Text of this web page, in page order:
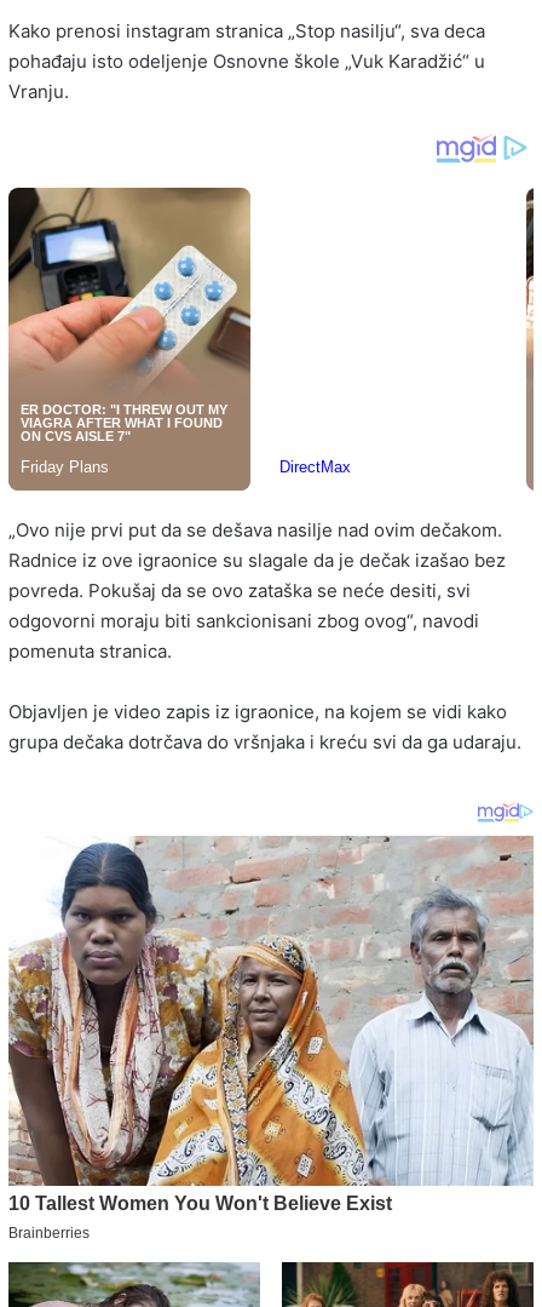
Kako prenosi instagram stranica „Stop nasilju“, sva deca
pohađaju isto odeljenje Osnovne škole „Vuk Karadžić“ u
Vranju.
„Ovo nije prvi put da se dešava nasilje nad ovim dečakom.
Radnice iz ove igraonice su slagale da je dečak izašao bez
povreda. Pokušaj da se ovo zataška se neće desiti, svi
odgovorni moraju biti sankcionisani zbog ovog“, navodi
pomenuta stranica.
Objavljen je video zapis iz igraonice, na kojem se vidi kako
grupa dečaka dotrčava do vršnjaka i kreću svi da ga udaraju.